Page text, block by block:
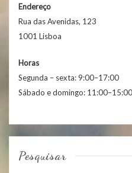
Endereço
Rua das Avenidas, 123
1001 Lisboa
Horas
Segunda – sexta: 9:00–17:00
Sábado e domingo: 11:00–15:00
Pesquisar